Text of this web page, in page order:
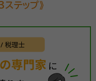
テップ》